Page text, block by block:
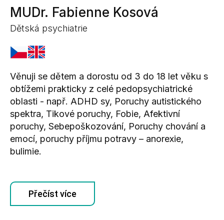
MUDr. Fabienne Kosová
Dětská psychiatrie
Věnuji se dětem a dorostu od 3 do 18 let věku s
obtížemi prakticky z celé pedopsychiatrické
oblasti - např. ADHD sy, Poruchy autistického
spektra, Tikové poruchy, Fobie, Afektivní
poruchy, Sebepoškozování, Poruchy chování a
emocí, poruchy příjmu potravy – anorexie,
bulimie.
Přečíst více